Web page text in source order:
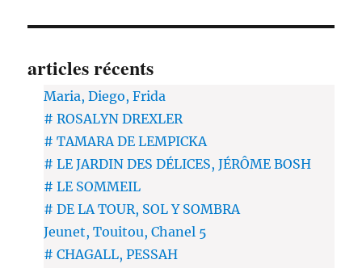
articles récents
Maria, Diego, Frida
# ROSALYN DREXLER
# TAMARA DE LEMPICKA
# LE JARDIN DES DÉLICES, JÉRÔME BOSH
# LE SOMMEIL
# DE LA TOUR, SOL Y SOMBRA
Jeunet, Touitou, Chanel 5
# CHAGALL, PESSAH